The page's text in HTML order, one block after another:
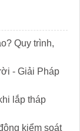
Quy trình,
- Giải Pháp
lắp tháp
kiểm soát